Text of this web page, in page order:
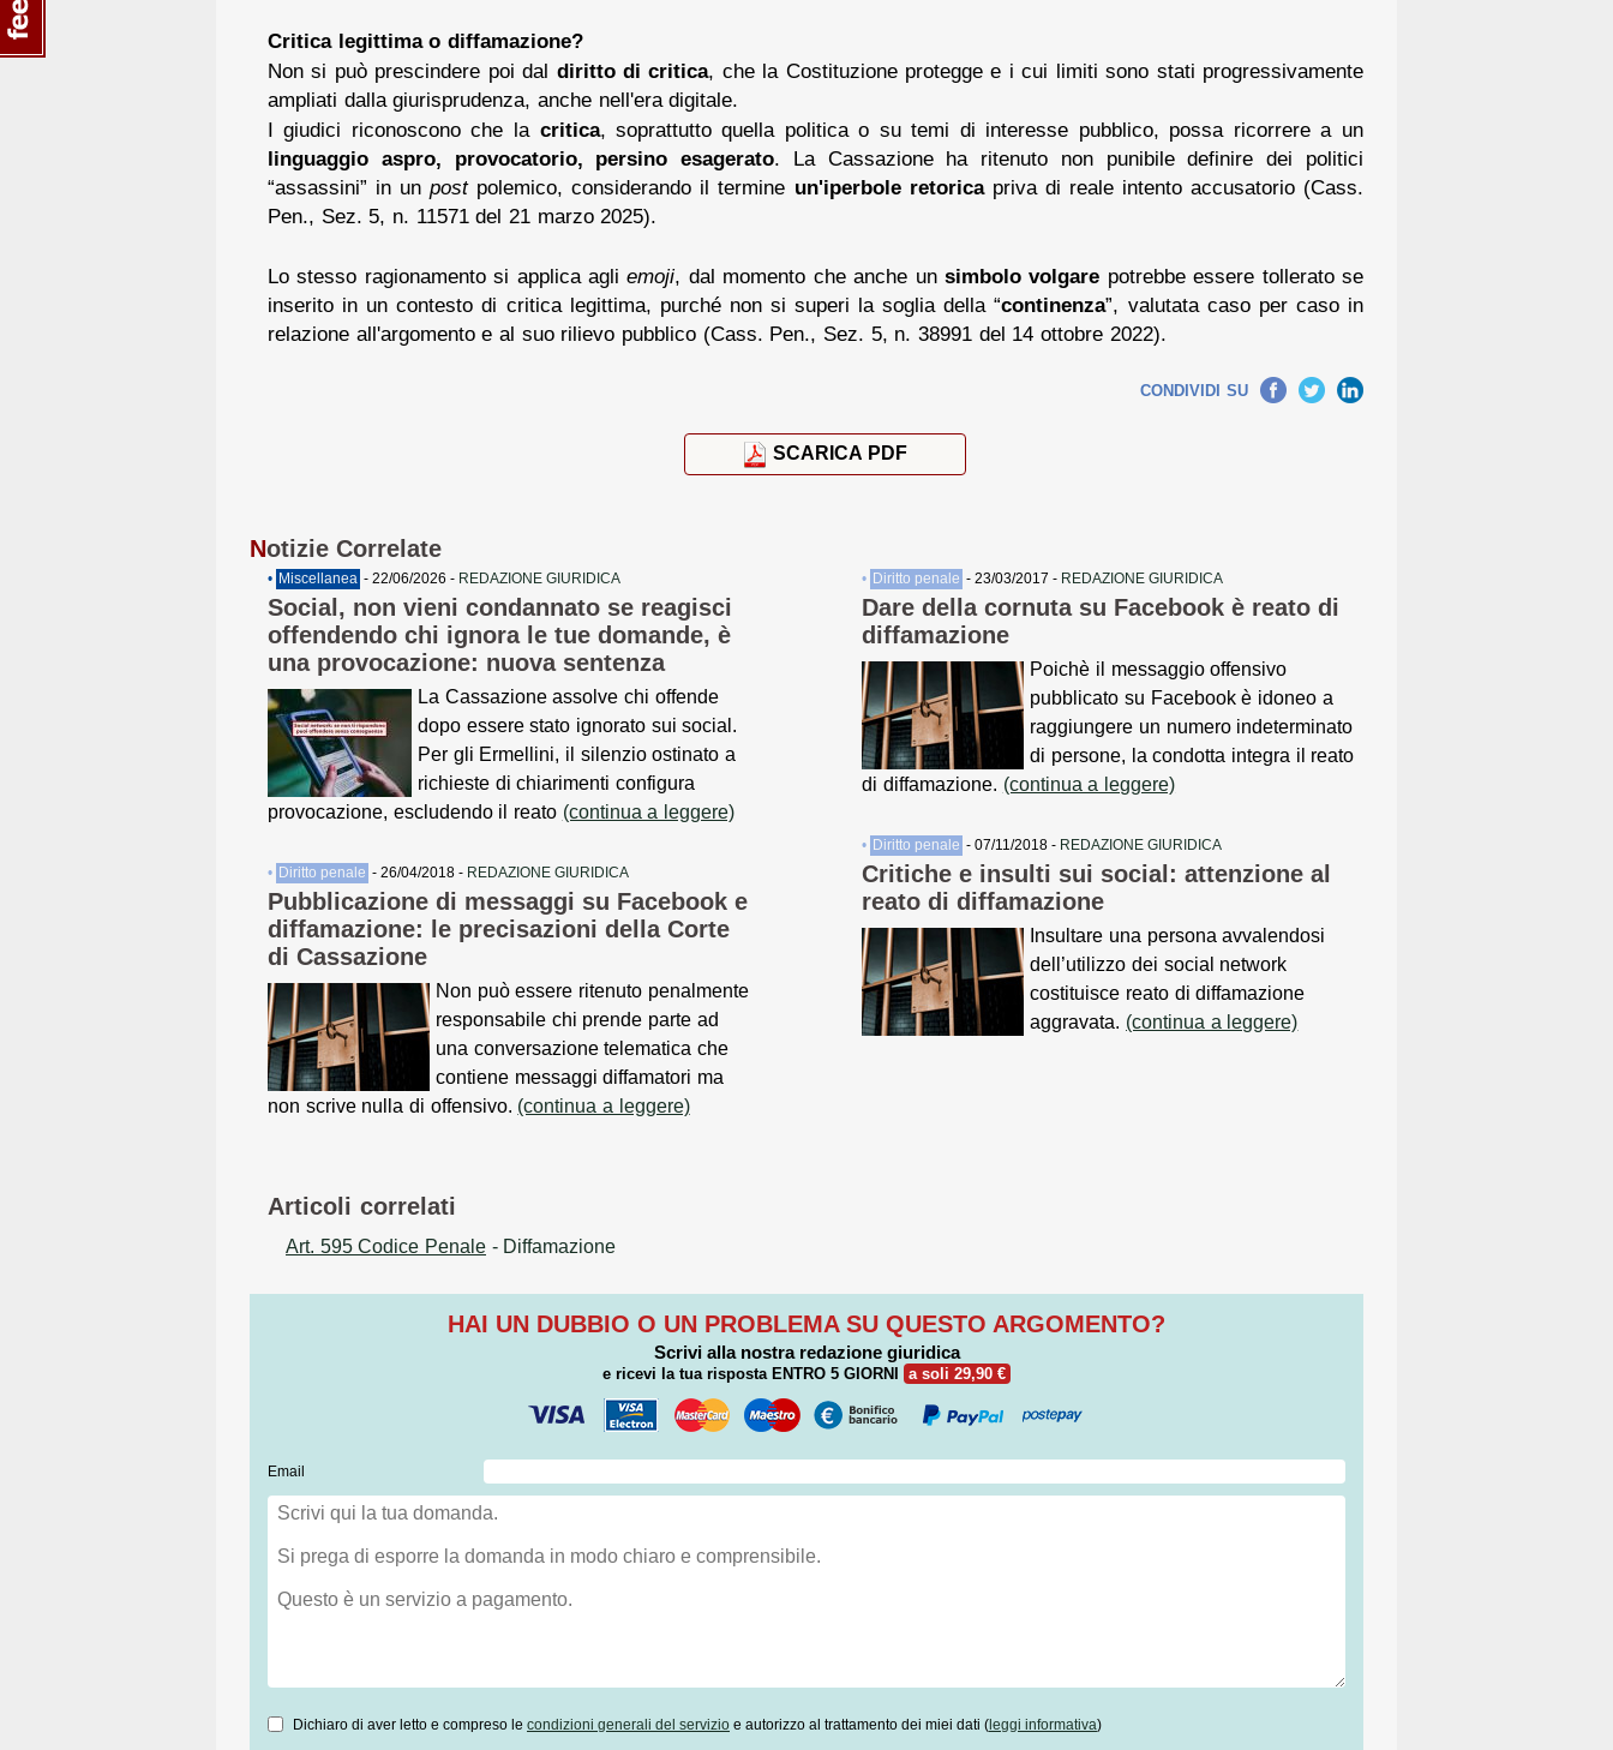
Critica legittima o diffamazione?
Non si può prescindere poi dal diritto di critica, che la Costituzione protegge e i cui limiti sono stati progressivamente
ampliati dalla giurisprudenza, anche nell'era digitale.
I giudici riconoscono che la critica, soprattutto quella politica o su temi di interesse pubblico, possa ricorrere a un
linguaggio aspro, provocatorio, persino esagerato. La Cassazione ha ritenuto non punibile definire dei politici
“assassini” in unpostpolemico, considerando il termine un'iperbole retoricapriva di reale intento accusatorio (Cass.
Pen., Sez. 5, n. 11571 del 21 marzo 2025).
Lo stesso ragionamento si applica agliemoji, dal momento che anche un simbolo volgare potrebbe essere tollerato se
inserito in un contesto di critica legittima, purché non si superi la soglia della “continenza”, valutata caso per caso in
relazione all'argomento e al suo rilievo pubblico (Cass. Pen., Sez. 5, n. 38991 del 14 ottobre 2022).
CONDIVIDI SUFacebookTwitterLinkedIn
SCARICA PDF
Notizie Correlate
• Miscellanea - 22/06/2026 - REDAZIONE GIURIDICA
Social, non vieni condannato se reagisci
offendendo chi ignora le tue domande, è
una provocazione: nuova sentenza
La Cassazione assolve chi offende
dopo essere stato ignorato sui social.
Per gli Ermellini, il silenzio ostinato a
richieste di chiarimenti configura
provocazione, escludendo il reato (continua a leggere)
• Diritto penale - 26/04/2018 - REDAZIONE GIURIDICA
Pubblicazione di messaggi su Facebook e
diffamazione: le precisazioni della Corte
di Cassazione
Non può essere ritenuto penalmente
responsabile chi prende parte ad
una conversazione telematica che
contiene messaggi diffamatori ma
non scrive nulla di offensivo. (continua a leggere)
• Diritto penale - 23/03/2017 - REDAZIONE GIURIDICA
Dare della cornuta su Facebook è reato di
diffamazione
Poichè il messaggio offensivo
pubblicato su Facebook è idoneo a
raggiungere un numero indeterminato
di persone, la condotta integra il reato
di diffamazione. (continua a leggere)
• Diritto penale - 07/11/2018 - REDAZIONE GIURIDICA
Critiche e insulti sui social: attenzione al
reato di diffamazione
Insultare una persona avvalendosi
dell’utilizzo dei social network
costituisce reato di diffamazione
aggravata. (continua a leggere)
Articoli correlati
Art. 595 Codice Penale - Diffamazione
HAI UN DUBBIO O UN PROBLEMA SU QUESTO ARGOMENTO?
Scrivi alla nostra redazione giuridica
e ricevi la tua risposta ENTRO 5 GIORNI a soli 29,90 €
Email
Dichiaro di aver letto e compreso le condizioni generali del servizio e autorizzo al trattamento dei miei dati ( leggi informativa)